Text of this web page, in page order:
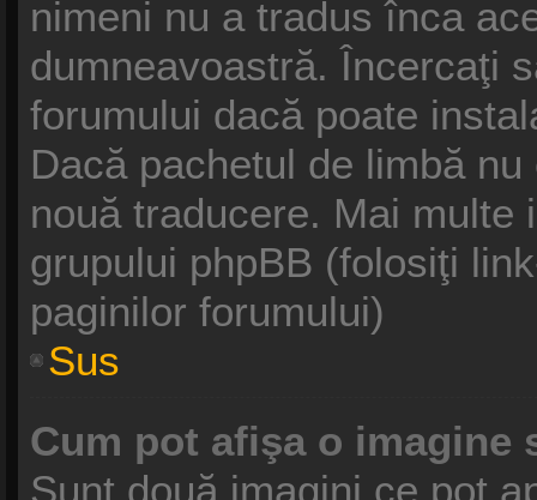
nimeni nu a tradus înca
dumneavoastră. Încercaţi
forumului dacă poate
Dacă pachetul de limbă
nouă traducere. Mai
grupului phpBB (folosiţi
paginilor forumului)
Sus
Cum pot afişa o imagine
Sunt două imagini ce pot